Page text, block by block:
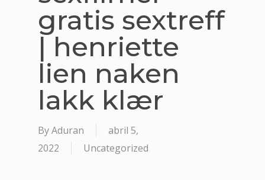
gratis sextreff
| henriette
lien naken
lakk klær
ByAduran
abril 5,
2022
Uncategorized